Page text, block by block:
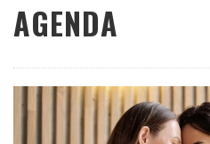
AGENDA